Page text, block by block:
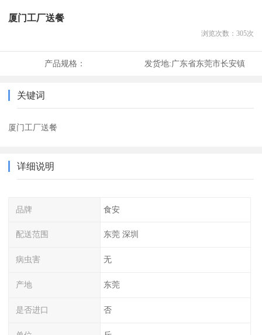
厦门工厂送餐
浏览次数： 305次
产品规格： 发货地:广东省东莞市长安镇
关键词
厦门工厂送餐
详细说明
品牌 食安
配送范围 东莞 深圳
病虫害 无
产地 东莞
是否进口 否